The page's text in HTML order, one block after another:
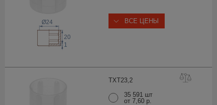
20
Ø24
1
ВСЕ ЦЕНЫ
TXT23,2
35 591 шт
от 7,60 р.